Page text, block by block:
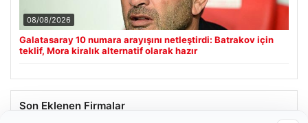
08/08/2026
Galatasaray 10 numara arayışını netleştirdi: Batrakov için
teklif, Mora kiralık alternatif olarak hazır
Son Eklenen Firmalar